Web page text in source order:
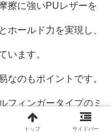
擦に強いPUレザーを
ホールド力を実現し、
います。
なのもポイントです。
フィンガータイプのミ
トップ サイドバー